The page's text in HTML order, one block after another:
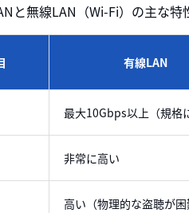
と無線LAN（Wi-Fi）の主な特
有線LAN
最大10Gbps以上（規格
非常に高い
高い（物理的な盗聴が困